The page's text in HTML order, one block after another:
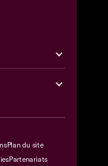
Plan du site
Partenariats